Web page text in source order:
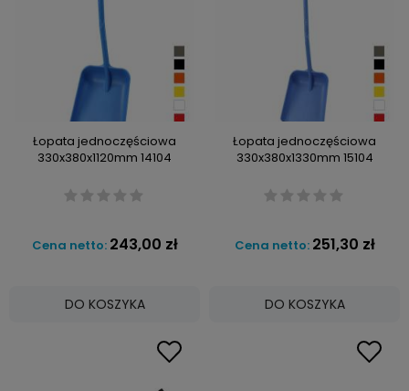
Łopata jednoczęściowa
330x380x1120mm 14104
Cena netto: 243,00 zł
DO KOSZYKA
Łopata jednoczęściowa
330x380x1330mm 15104
Cena netto: 251,30 zł
DO KOSZYKA